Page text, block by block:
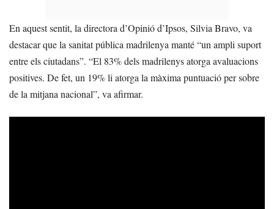
En aquest sentit, la directora d’Opinió d’Ipsos, Silvia Bravo, va
destacar que la sanitat pública madrilenya manté “un ampli suport
entre els ciutadans”. “El 83% dels madrilenys atorga avaluacions
positives. De fet, un 19% li atorga la màxima puntuació per sobre
de la mitjana nacional”, va afirmar.